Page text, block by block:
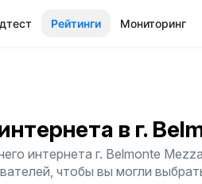
Рейтинги Мониторинг
в г.
интернета г. Belmonte
чтобы вы могли